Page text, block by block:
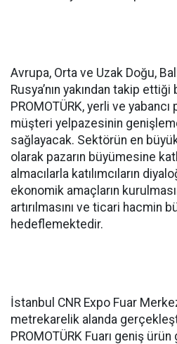
Avrupa, Orta ve Uzak Doğu,
Rusya’nın yakından takip
PROMOTÜRK, yerli ve
müşteri yelpazesinin
sağlayacak. Sektörün en
olarak pazarın büyümesine
almacılarla katılımcıların
ekonomik amaçların
artırılmasını ve ticari hacmin
hedeflemektedir.
İstanbul CNR Expo Fuar
metrekarelik alanda
PROMOTÜRK Fuarı geniş